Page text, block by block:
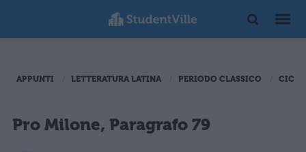
APPUNTI LETTERATURA LATINA PERIODO CLASSICO
Pro Milone, Paragrafo 79